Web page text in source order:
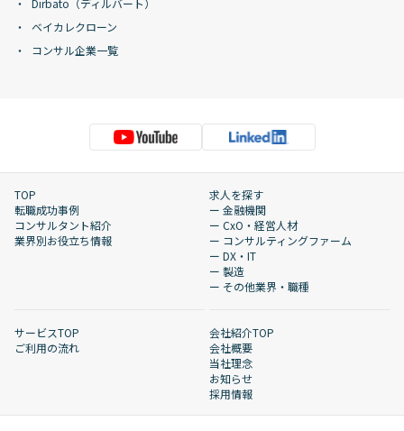
Dirbato（ディルバート）
ベイカレクローン
コンサル企業一覧
TOP
転職成功事例
コンサルタント紹介
業界別お役立ち情報
求人を探す
ー 金融機関
ー CxO・経営人材
ー コンサルティングファーム
ー DX・IT
ー 製造
ー その他業界・職種
サービスTOP
ご利用の流れ
会社紹介TOP
会社概要
当社理念
お知らせ
採用情報